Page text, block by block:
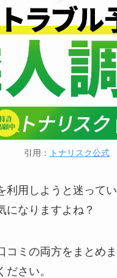
引用： トナリスク公式
利用しようと迷って
になりますよね？
コミの両方をまとめ
ださい。